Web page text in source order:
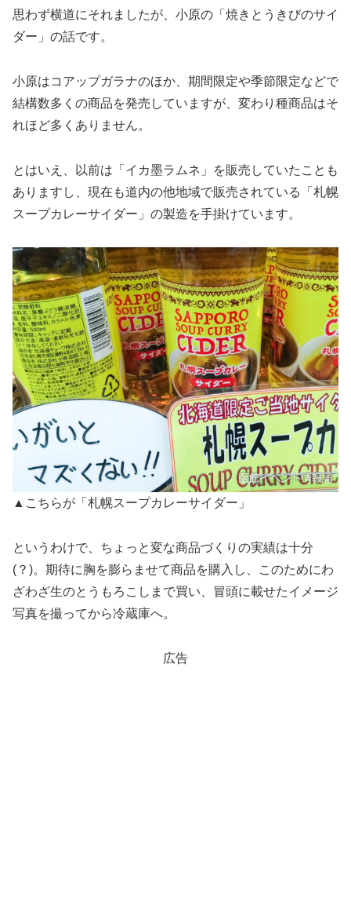
思わず横道にそれましたが、小原の「焼きとうきびのサイ
ダー」の話です。
小原はコアップガラナのほか、期間限定や季節限定などで
結構数多くの商品を発売していますが、変わり種商品はそ
れほど多くありません。
とはいえ、以前は「イカ墨ラムネ」を販売していたことも
ありますし、現在も道内の他地域で販売されている「札幌
スープカレーサイダー」の製造を手掛けています。
▲こちらが「札幌スープカレーサイダー」
というわけで、ちょっと変な商品づくりの実績は十分
(？)。期待に胸を膨らませて商品を購入し、このためにわ
ざわざ生のとうもろこしまで買い、冒頭に載せたイメージ
写真を撮ってから冷蔵庫へ。
広告